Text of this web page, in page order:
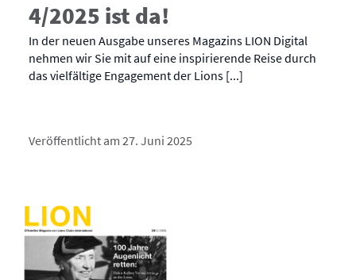
4/2025 ist da!
In der neuen Ausgabe unseres Magazins LION Digital
nehmen wir Sie mit auf eine inspirierende Reise durch
das vielfältige Engagement der Lions [...]
Veröffentlicht am 27. Juni 2025